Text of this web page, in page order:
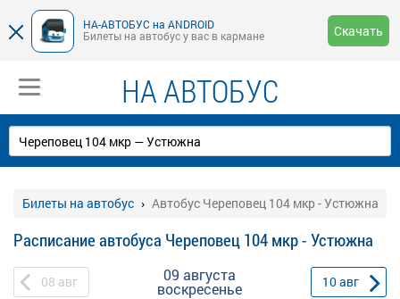
НА-АВТОБУС на ANDROID
Билеты на автобус у вас в кармане
Скачать
НА АВТОБУС
Билеты на автобус Автобус Череповец 104 мкр - Устюжна
Расписание автобуса Череповец 104 мкр - Устюжна
08 авг 09 августа
воскресенье 10авг